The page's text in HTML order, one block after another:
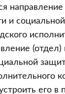
и
(отдел)
его в